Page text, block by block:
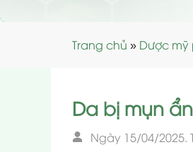
Trang chủ » Dược mỹ
Da bị mụn
Ngày 15/04/2025.